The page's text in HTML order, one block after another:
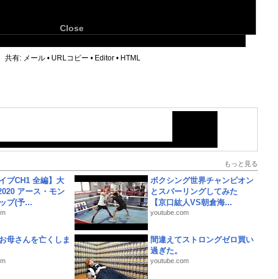
Close
共有: メール • URLコピー • Editor • HTML
もっと見る
ブCH1 全編】大
アース・モン
プ(予...
ボクシング世界チャンピオン
とスパーリングしてみた
【京口紘人VS朝倉海...
youtube.com
母さんを亡くしま
間違えてストロングゼロ買い
過ぎた。
youtube.com